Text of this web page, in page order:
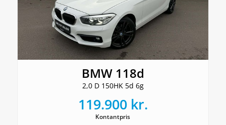
BMW 118d
2,0 D 150HK 5d 6g
119.900 kr.
Kontantpris